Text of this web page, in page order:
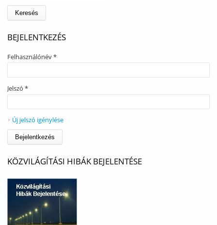
BEJELENTKEZÉS
Felhasználónév*
Jelszó *
Új jelszó igénylése
KÖZVILÁGÍTÁSI HIBÁK BEJELENTÉSE